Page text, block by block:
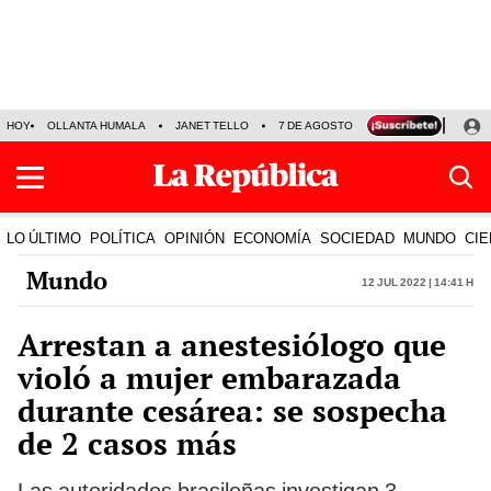
HOY OLLANTA HUMALA JANET TELLO 7 DE AGOSTO TINKA RESULTADOS
LO ÚLTIMO POLÍTICA OPINIÓN ECONOMÍA SOCIEDAD MUNDO
Mundo 12 Jul 2022 | 14:41 h
Arrestan a anestesiólogo que
violó a mujer embarazada
durante cesárea: se sospecha
de 2 casos más